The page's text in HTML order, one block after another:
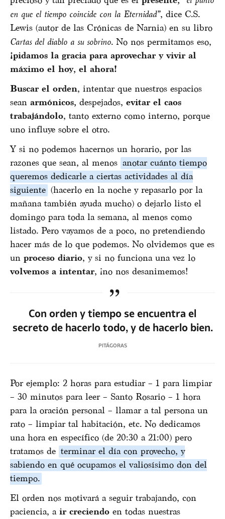
en que el tiempo coincide con la Eternidad”, dice C.S.
Lewis (autor de las Crónicas de Narnia) en su libro
Cartas del diablo a su sobrino. No nos permitamos eso,
¡pidamos la gracia para aprovechar y vivir al
máximo el hoy, el ahora!
Buscar el orden, intentar que nuestros espacios
sean armónicos, despejados, evitar el caos
trabajándolo, tanto externo como interno, porque
uno influye sobre el otro.
Y si no podemos hacernos un horario, por las
razones que sean, al menos anotar cuánto tiempo
queremos dedicarle a ciertas actividades al día
siguiente (hacerlo en la noche y repasarlo por la
mañana también ayuda mucho) o dejarlo listo el
domingo para toda la semana, al menos como
listado. Pero vayamos de a poco, no pretendiendo
hacer más de lo que podemos. No olvidemos que es
un proceso diario, y si no funciona una vez lo
volvemos a intentar, ¡no nos desanimemos!
Con orden y tiempo se encuentra el
secreto de hacerlo todo, y de hacerlo bien.
PITÁGORAS
Por ejemplo: 2 horas para estudiar – 1 para limpiar
– 30 minutos para leer – Santo Rosario – 1 hora
para la oración personal – llamar a tal persona un
rato – limpiar tal habitación, etc. No dedicamos
una hora en específico (de 20:30 a 21:00) pero
tratamos de terminar el día con provecho, y
sabiendo en qué ocupamos el valiosísimo don del
tiempo.
El orden nos motivará a seguir trabajando, con
paciencia, a ir creciendo en todas nuestras